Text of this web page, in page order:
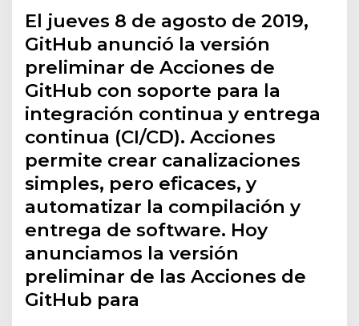
El jueves 8 de agosto de 2019,
GitHub anunció la versión
preliminar de Acciones de
GitHub con soporte para la
integración continua y entrega
continua (CI/CD). Acciones
permite crear canalizaciones
simples, pero eficaces, y
automatizar la compilación y
entrega de software. Hoy
anunciamos la versión
preliminar de las Acciones de
GitHub para